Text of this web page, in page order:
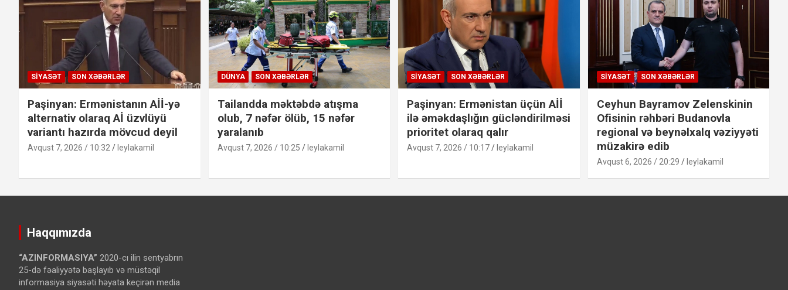
SIYASƏT SON XƏBƏRLƏR
Paşinyan: Ermənistanın Aİİ-yə
alternativ olaraq Aİ üzvlüyü
variantı hazırda mövcud deyil
Avqust 7, 2026 / 10:32 leylakamil
DÜNYA SON XƏBƏRLƏR
Tailandda məktəbdə atışma
olub, 7 nəfər ölüb, 15 nəfər
yaralanıb
Avqust 7, 2026 / 10:25 leylakamil
SIYASƏT SON XƏBƏRLƏR
Paşinyan: Ermənistan üçün Aİİ
ilə əməkdaşlığın gücləndirilməsi
prioritet olaraq qalır
Avqust 7, 2026 / 10:17 leylakamil
SIYASƏT SON XƏBƏRLƏR
Ceyhun Bayramov Zelenskinin
Ofisinin rəhbəri Budanovla
regional və beynəlxalq vəziyyəti
müzakirə edib
Avqust 6, 2026 / 20:29 leylakamil
Haqqımızda
“AZINFORMASIYA” 2020-cı ilin sentyabrın
25-də fəaliyyətə başlayıb və müstəqil
informasiya siyasəti həyata keçirən media